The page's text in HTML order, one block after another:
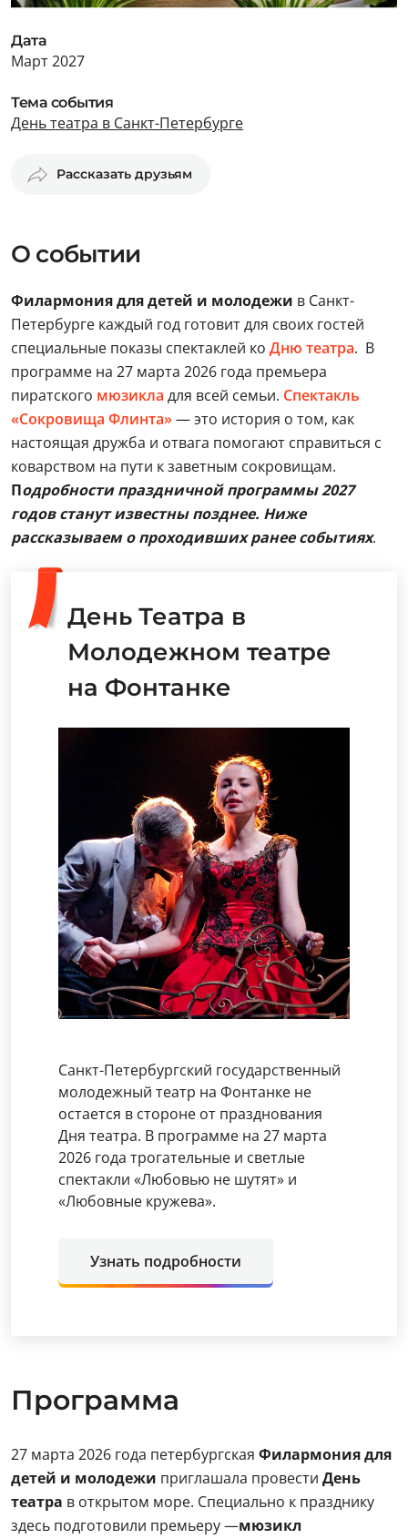
Дата
Март 2027
Тема события
День театра в Санкт-Петербурге
Рассказать друзьям
О событии
Филармония для детей и молодежи в Санкт-
Петербурге каждый год готовит для своих гостей
специальные показы спектаклей ко Дню театра. В
программе на 27 марта 2026 года премьера
пиратского мюзикла для всей семьи. Спектакль
«Сокровища Флинта»— это история о том, как
настоящая дружба и отвага помогают справиться с
коварством на пути к заветным сокровищам.
Подробности праздничной программы 2027
годов станут известны позднее. Ниже
рассказываем о проходивших ранее событиях.
День Театра в
Молодежном театре
на Фонтанке
Санкт-Петербургский государственный
молодежный театр на Фонтанке не
остается в стороне от празднования
Дня театра. В программе на 27 марта
2026 года трогательные и светлые
спектакли «Любовью не шутят» и
«Любовные кружева».
Узнать подробности
Программа
27 марта 2026 года петербургская Филармония для
детей и молодежи приглашала провести День
театра в открытом море. Специально к празднику
здесь подготовили премьеру —мюзикл